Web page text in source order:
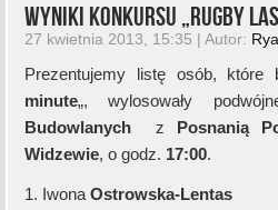
Wyniki konkursu „Rugby
27 kwietnia 2013, 15:35 | Autor:
Prezentujemy listę osób, które
minute„, wylosowały
Budowlanych
z Posnanią
Widzewie, o godz. 17:00.
1. Iwona Ostrowska-Lentas